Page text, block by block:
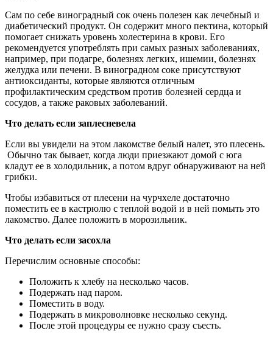
Сам по себе виноградный сок очень полезен как лечебный и
диабетический продукт. Он содержит много пектина, который
помогает снижать уровень холестерина в крови. Его
рекомендуется употреблять при самых разных заболеваниях,
например, при подагре, болезнях легких, ишемии, болезнях
желудка или печени. В виноградном соке присутствуют
антиоксиданты, которые являются отличным
профилактическим средством против болезней сердца и
сосудов, а также раковых заболеваний.
Что делать если заплесневела
Если вы увидели на этом лакомстве белый налет, это плесень.
Обычно так бывает, когда люди приезжают домой с юга
кладут ее в холодильник, а потом вдруг обнаруживают на ней
грибки.
Чтобы избавиться от плесени на чурчхеле достаточно
поместить ее в кастрюлю с теплой водой и в ней помыть это
лакомство. Далее положить в морозильник.
Что делать если засохла
Перечислим основные способы:
Положить к хлебу на несколько часов.
Подержать над паром.
Поместить в воду.
Подержать в микроволновке несколько секунд.
После этой процедуры ее нужно сразу съесть.